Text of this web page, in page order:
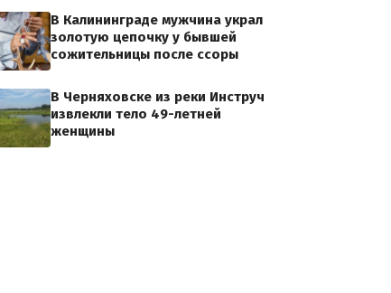
В Калининграде мужчина украл
золотую цепочку у бывшей
сожительницы после ссоры
В Черняховске из реки Инструч
извлекли тело 49-летней
женщины